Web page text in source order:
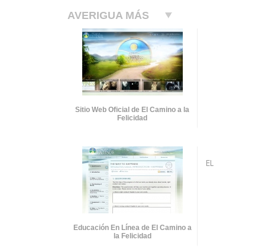
AVERIGUA MÁS
Sitio Web Oficial de El Camino a la
Felicidad
Educación En Línea de El Camino a
la Felicidad
EL